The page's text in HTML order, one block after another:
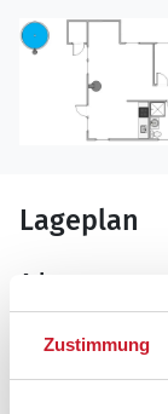
Zustimmung
Lageplan
Adresse
Ferienhaus
Julianevej 51